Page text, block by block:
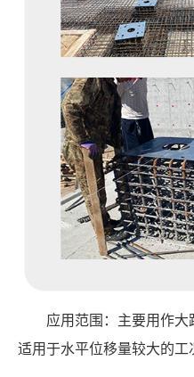
应用范围：主要用作
适用于水平位移量较大的工